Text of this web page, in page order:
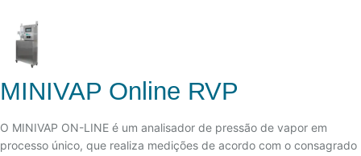
MINIVAP Online RVP
O MINIVAP ON-LINE é um analisador de pressão de vapor em
processo único, que realiza medições de acordo com o consagrado